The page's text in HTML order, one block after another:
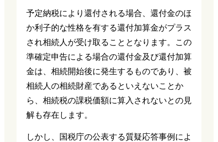
予定納税により還付される場合、還付金のほ
か利子的な性格を有する還付加算金がプラス
され相続人が受け取ることとなります。この
準確定申告による場合の還付金及び還付加算
金は、相続開始後に発生するものであり、被
相続人の相続財産であるといえないことか
ら、相続税の課税価額に算入されないとの見
解も存在します。
しかし、国税庁の公表する質疑応答事例によ